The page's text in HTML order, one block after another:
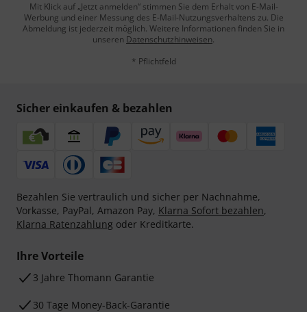
Mit Klick auf „Jetzt anmelden“ stimmen Sie dem Erhalt von E-Mail-
Werbung und einer Messung des E-Mail-Nutzungsverhaltens zu. Die
Abmeldung ist jederzeit möglich. Weitere Informationen finden Sie in
unseren Datenschutzhinweisen.
* Pflichtfeld
Sicher einkaufen & bezahlen
Bezahlen Sie vertraulich und sicher per Nachnahme,
Vorkasse, PayPal, Amazon Pay, Klarna Sofort bezahlen,
Klarna Ratenzahlung oder Kreditkarte.
Ihre Vorteile
3 Jahre Thomann Garantie
30 Tage Money-Back-Garantie